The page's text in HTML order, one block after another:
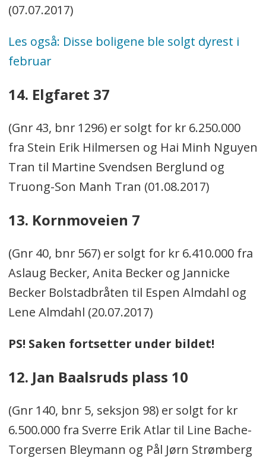
(07.07.2017)
Les også: Disse boligene ble solgt dyrest i
februar
14. Elgfaret 37
(Gnr 43, bnr 1296) er solgt for kr 6.250.000
fra Stein Erik Hilmersen og Hai Minh Nguyen
Tran til Martine Svendsen Berglund og
Truong-Son Manh Tran (01.08.2017)
13. Kornmoveien 7
(Gnr 40, bnr 567) er solgt for kr 6.410.000 fra
Aslaug Becker, Anita Becker og Jannicke
Becker Bolstadbråten til Espen Almdahl og
Lene Almdahl (20.07.2017)
PS! Saken fortsetter under bildet!
12. Jan Baalsruds plass 10
(Gnr 140, bnr 5, seksjon 98) er solgt for kr
6.500.000 fra Sverre Erik Atlar til Line Bache-
Torgersen Bleymann og Pål Jørn Strømberg